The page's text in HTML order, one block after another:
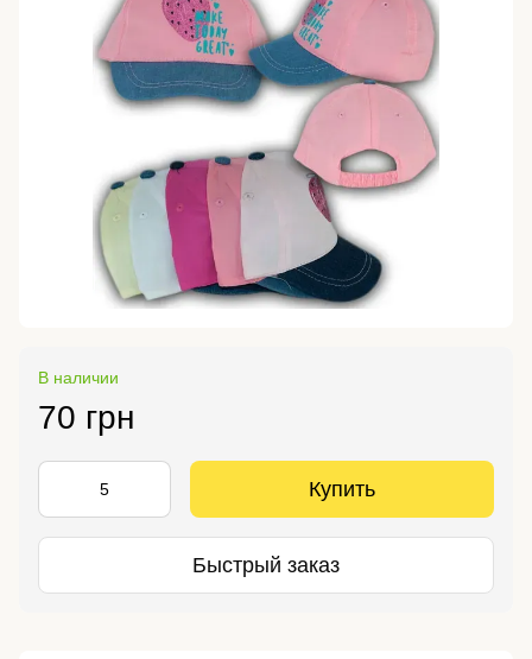
В наличии
70 грн
Купить
Быстрый заказ